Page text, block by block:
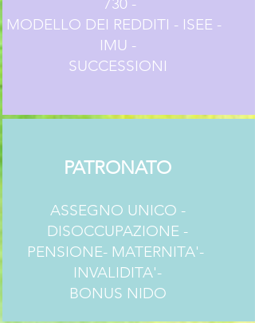
MODELLO DEI REDDITI - ISEE -
IMU -
SUCCESSIONI
PATRONATO
ASSEGNO UNICO -
DISOCCUPAZIONE -
PENSIONE- MATERNITA'-
INVALIDITA'-
BONUS NIDO